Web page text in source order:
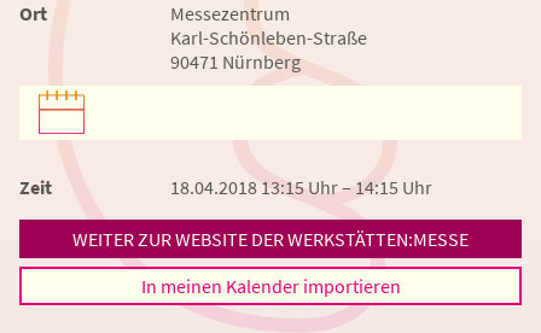
Ort
Messezentrum
Karl-Schönleben-Straße
90471 Nürnberg
Zeit 18.04.2018 13:15 Uhr – 14:15 Uhr
WEITER ZUR WEBSITE DER WERKSTÄTTEN:MESSE
In meinen Kalender importieren